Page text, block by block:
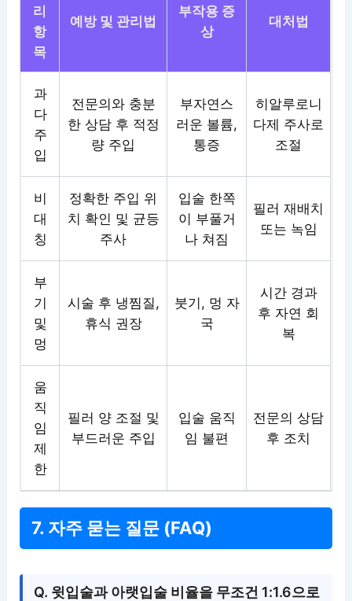
리
항
목
예방 및 관리법
부작용 증
상
대처법
과
다
주
입
전문의와 충분
한 상담 후 적정
량 주입
부자연스
러운 볼륨,
통증
히알루로니
다제 주사로
조절
비
대
칭
정확한 주입 위
치 확인 및 균등
주사
입술 한쪽
이 부풀거
나 쳐짐
필러 재배치
또는 녹임
부
기
및
멍
시술 후 냉찜질,
휴식 권장
붓기, 멍 자
국
시간 경과
후 자연 회
복
움
직
임
제
한
필러 양 조절 및
부드러운 주입
입술 움직
임 불편
전문의 상담
후 조치
7. 자주 묻는 질문 (FAQ)
Q. 윗입술과 아랫입술 비율을 무조건 1:1.6으로